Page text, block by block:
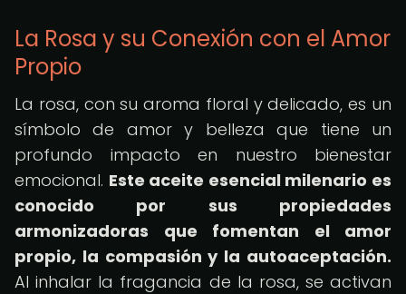
La Rosa y su Conexión con el Amor
Propio
La rosa, con su aroma floral y delicado, es un
símbolo de amor y belleza que tiene un
profundo impacto en nuestro bienestar
emocional. Este aceite esencial milenario es
conocido por sus propiedades
armonizadoras que fomentan el amor
propio, la compasión y la autoaceptación.
Al inhalar la fragancia de la rosa, se activan